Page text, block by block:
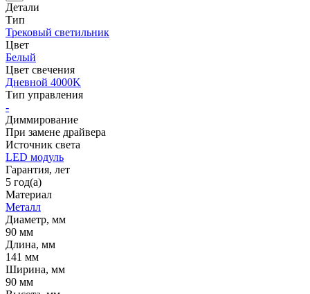
Детали
Тип
Трековый светильник
Цвет
Белый
Цвет свечения
Дневной 4000K
Тип управления
-
Диммирование
При замене драйвера
Источник cвета
LED модуль
Гарантия, лет
5 год(а)
Материал
Металл
Диаметр, мм
90 мм
Длина, мм
141 мм
Ширина, мм
90 мм